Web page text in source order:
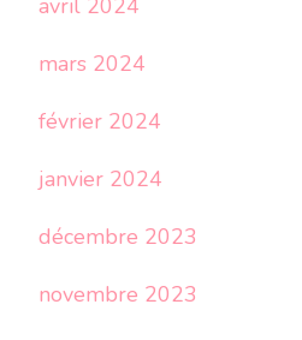
avril 2024
mars 2024
février 2024
janvier 2024
décembre 2023
novembre 2023